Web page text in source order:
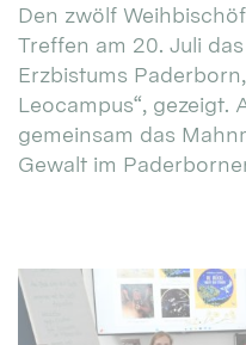
Den zwölf
Treffen am 20. Juli
Erzbistums
Leocampus“, gezeigt.
gemeinsam das
Gewalt im